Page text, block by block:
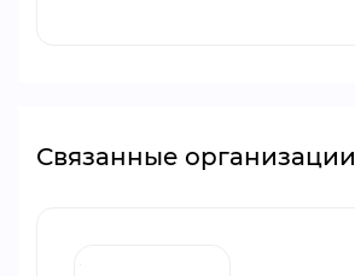
Связанные организации